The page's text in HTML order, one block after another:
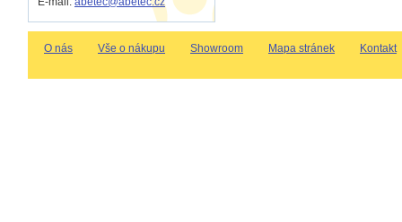
O nás Vše o nákupu Showroom Mapa stránek Kontakt